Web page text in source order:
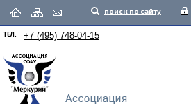
поиск по сайту
ТЕЛ. +7 (495) 748-04-15